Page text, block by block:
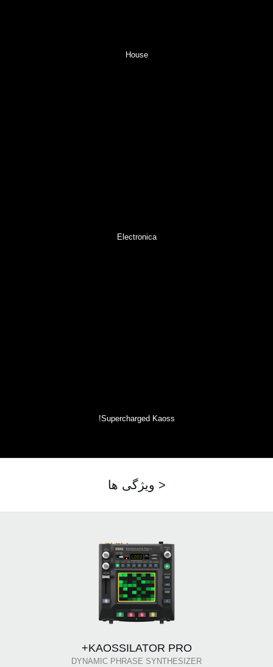
House
Electronica
Supercharged Kaoss!
ویژگی ها >
KAOSSILATOR PRO+
DYNAMIC PHRASE SYNTHESIZER